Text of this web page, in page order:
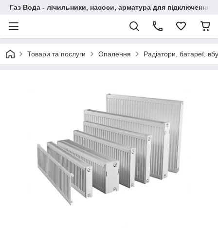
Газ Вода - лічильники, насоси, арматура для підключення,
Товари та послуги Опалення Радіатори, батареї,